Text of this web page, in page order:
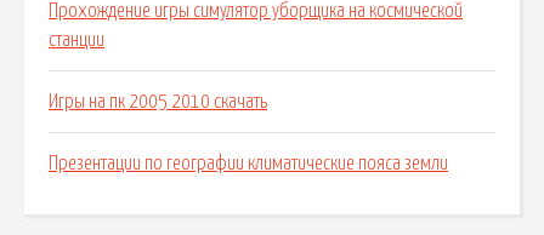
Прохождение игры симулятор уборщика на космической
станции
Игры на пк 2005 2010 скачать
Презентации по географии климатические пояса земли